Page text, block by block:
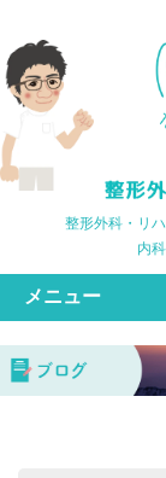
整形外科・リ
内
メニュー